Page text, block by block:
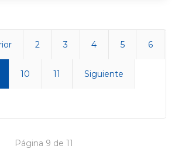
2 3 4 5 6
10 11 Siguiente
Página 9 de 11